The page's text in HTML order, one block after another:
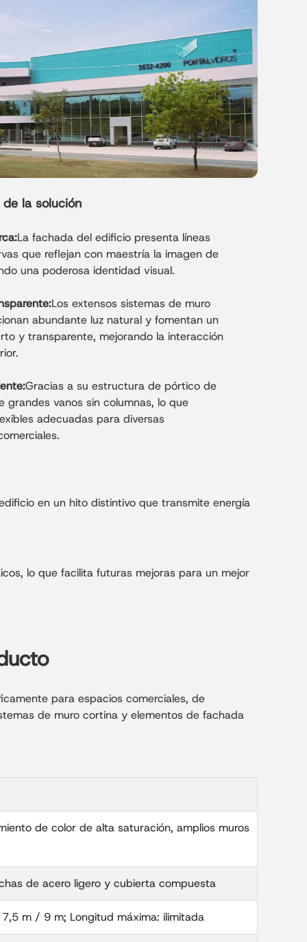
entre estética, funcionalidad y
comercial moderna.
la solución
La fachada del edificio presenta líneas
que reflejan con maestría la imagen de
una poderosa identidad visual.
Los extensos sistemas de muro
abundante luz natural y fomentan un
y transparente, mejorando la interacción
Gracias a su estructura de pórtico de
grandes vanos sin columnas, lo que
adecuadas para diversas
en un hito distintivo que transmite energía
lo que facilita futuras mejoras para un mejor
para espacios comerciales, de
de muro cortina y elementos de fachada
de color de alta saturación, amplios muros
de acero ligero y cubierta compuesta
m / 9 m; Longitud máxima: ilimitada